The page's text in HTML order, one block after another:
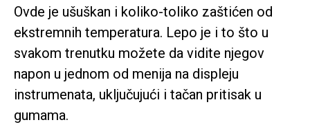
Ovde je ušuškan i koliko-toliko zaštićen od
ekstremnih temperatura. Lepo je i to što u
svakom trenutku možete da vidite njegov
napon u jednom od menija na displeju
instrumenata, uključujući i tačan pritisak u
gumama.